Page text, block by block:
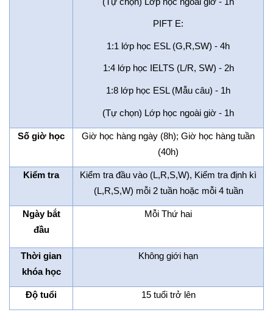
PIFT E:
1:1 lớp học ESL (G,R,SW) - 4h
1:4 lớp học IELTS (L/R, SW) - 2h
1:8 lớp học ESL (Mẫu câu) - 1h
(Tự chọn) Lớp học ngoài giờ - 1h
Số giờ học
Giờ học hàng ngày (8h); Giờ học hàng tuần
(40h)
Kiểm tra
Kiểm tra đầu vào (L,R,S,W), Kiểm tra định kì
(L,R,S,W) mỗi 2 tuần hoặc mỗi 4 tuần
Ngày bắt
đầu
Mỗi Thứ hai
Thời gian
khóa học
Không giới hạn
Độ tuổi 15 tuổi trở lên